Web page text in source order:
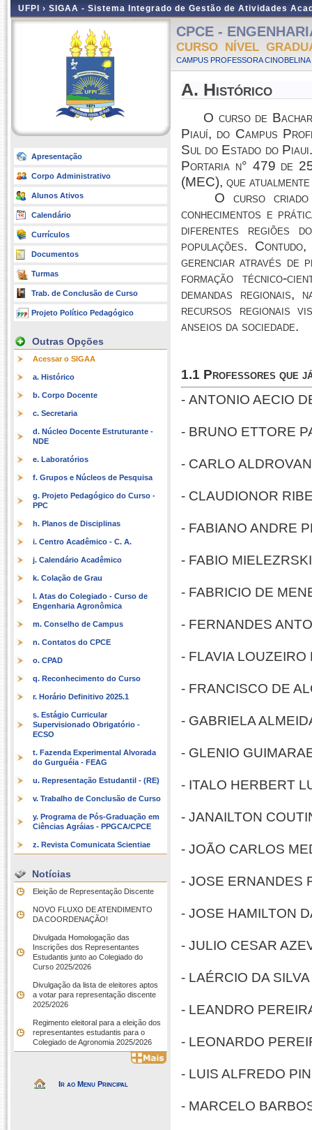
UFPI › SIGAA - Sistema Integrado de Gestão de Atividades
Apresentação
Corpo Administrativo
Alunos Ativos
Calendário
Currículos
Documentos
Turmas
Trab. de Conclusão de Curso
Projeto Político Pedagógico
Outras Opções
Acessar o SIGAA
a. Histórico
b. Corpo Docente
c. Secretaria
d. Núcleo Docente Estruturante -
NDE
e. Laboratórios
f. Grupos e Núcleos de Pesquisa
g. Projeto Pedagógico do Curso -
PPC
h. Planos de Disciplinas
i. Centro Acadêmico - C. A.
j. Calendário Acadêmico
k. Colação de Grau
l. Atas do Colegiado - Curso de
Engenharia Agronômica
m. Conselho de Campus
n. Contatos do CPCE
o. CPAD
q. Reconhecimento do Curso
r. Horário Definitivo 2025.1
s. Estágio Curricular
Supervisionado Obrigatório -
ECSO
t. Fazenda Experimental Alvorada
do Gurguéia - FEAG
u. Representação Estudantil - (RE)
v. Trabalho de Conclusão de Curso
y. Programa de Pós-Graduação em
Ciências Agráias - PPGCA/CPCE
z. Revista Comunicata Scientiae
Notícias
Eleição de Representação Discente
NOVO FLUXO DE ATENDIMENTO
DA COORDENAÇÃO!
Divulgada Homologação das
Inscrições dos Representantes
Estudantis junto ao Colegiado do
Curso 2025/2026
Divulgação da lista de eleitores aptos
a votar para representação discente
2025/2026
Regimento eleitoral para a eleição dos
representantes estudantis para o
Colegiado de Agronomia 2025/2026
Ir ao Menu Principal
CPCE -
CURSO NÍVEL
CAMPUS PROFESSORA CINOBELINA
A. Histórico
O curso de
Piauí, do Campus
Sul do Estado do
Portaria n° 479 de
(MEC), que
O curso criado
conhecimentos e
diferentes regiões
populações.
gerenciar através de
formação técnico-
demandas regionais,
recursos regionais
anseios da sociedade.
1.1 Professores que
- ANTONIO AECIO
- BRUNO ETTORE
- CARLO
- CLAUDIONOR
- FABIANO ANDRE
- FABIO
- FABRICIO DE
- FERNANDES
- FLAVIA
- FRANCISCO DE
- GABRIELA
- GLENIO
- ITALO HERBERT
- JANAILTON
- JOÃO CARLOS
- JOSE ERNANDES
- JOSE HAMILTON
- JULIO CESAR
- LAÉRCIO DA
- LEANDRO
- LEONARDO
- LUIS ALFREDO
- MARCELO